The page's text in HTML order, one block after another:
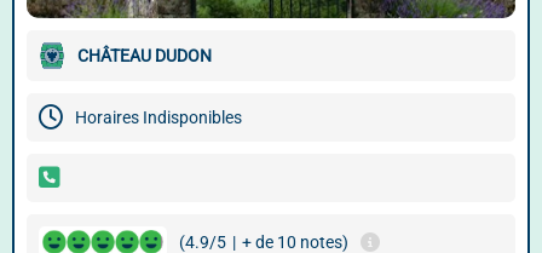
CHÂTEAU DUDON
Horaires Indisponibles
(4.9/5 | + de 10 notes)